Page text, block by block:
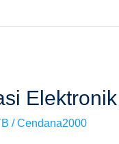
/Cendana2000